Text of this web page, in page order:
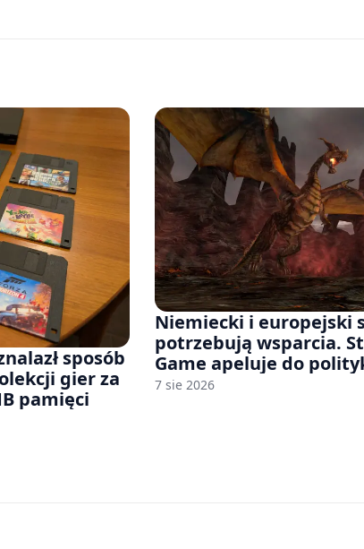
sposób
gier za
pamięci
Niemiecki i europejski
potrzebują wsparcia.
Game apeluje do
7 sie 2026